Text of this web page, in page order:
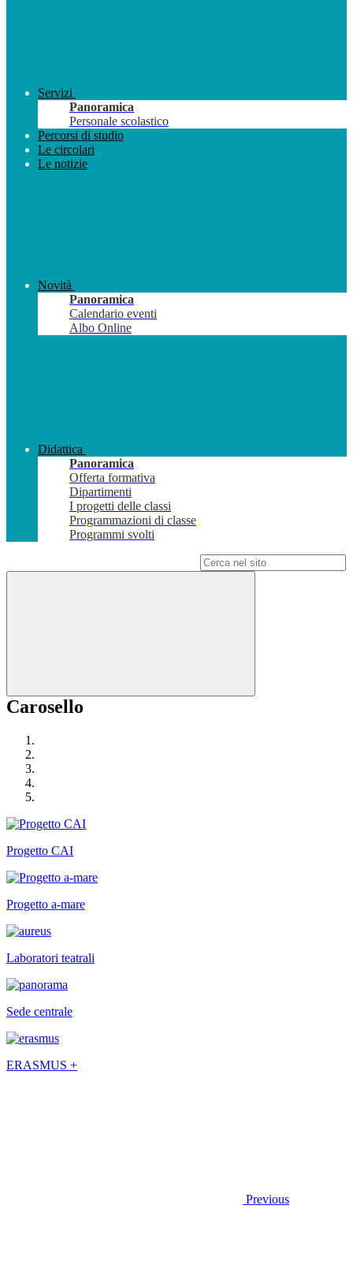
Servizi
Panoramica
Personale scolastico
Percorsi di studio
Le circolari
Le notizie
Novità
Panoramica
Calendario eventi
Albo Online
Didattica
Panoramica
Offerta formativa
Dipartimenti
I progetti delle classi
Programmazioni di classe
Programmi svolti
Carosello
Progetto CAI
Progetto a-mare
Laboratori teatrali
Sede centrale
ERASMUS +
Previous